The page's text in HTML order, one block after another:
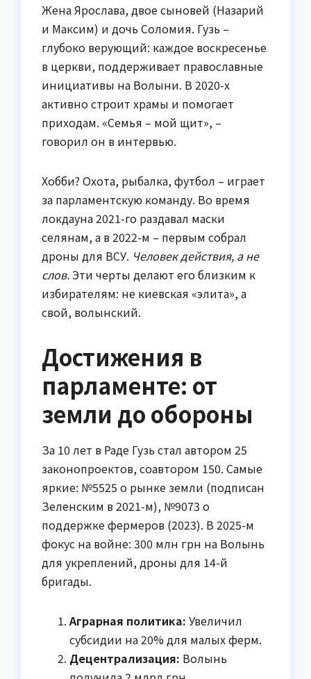
Жена Ярослава, двое сыновей (Назарий
и Максим) и дочь Соломия. Гузь –
глубоко верующий: каждое воскресенье
в церкви, поддерживает православные
инициативы на Волыни. В 2020-х
активно строит храмы и помогает
приходам. «Семья – мой щит», –
говорил он в интервью.
Хобби? Охота, рыбалка, футбол – играет
за парламентскую команду. Во время
локдауна 2021-го раздавал маски
селянам, а в 2022-м – первым собрал
дроны для ВСУ. Человек действия, а не
слов.Эти черты делают его близким к
избирателям: не киевская «элита», а
свой, волынский.
Достижения в
парламенте: от
земли до обороны
За 10 лет в Раде Гузь стал автором 25
законопроектов, соавтором 150. Самые
яркие: №5525 о рынке земли (подписан
Зеленским в 2021-м), №9073 о
поддержке фермеров (2023). В 2025-м
фокус на войне: 300 млн грн на Волынь
для укреплений, дроны для 14-й
бригады.
Аграрная политика: Увеличил
субсидии на 20% для малых ферм.
Децентрализация: Волынь